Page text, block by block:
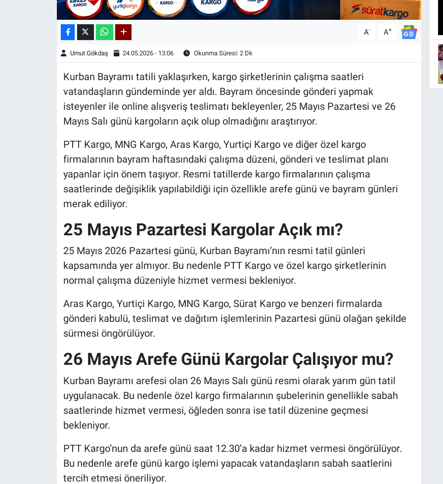
A- A+
Umut Gökdaş 24.05.2026 - 13:06 Okunma Süresi: 2 Dk
Kurban Bayramı tatili yaklaşırken, kargo şirketlerinin çalışma saatleri
vatandaşların gündeminde yer aldı. Bayram öncesinde gönderi yapmak
isteyenler ile online alışveriş teslimatı bekleyenler, 25 Mayıs Pazartesi ve 26
Mayıs Salı günü kargoların açık olup olmadığını araştırıyor.
PTT Kargo, MNG Kargo, Aras Kargo, Yurtiçi Kargo ve diğer özel kargo
firmalarının bayram haftasındaki çalışma düzeni, gönderi ve teslimat planı
yapanlar için önem taşıyor. Resmi tatillerde kargo firmalarının çalışma
saatlerinde değişiklik yapılabildiği için özellikle arefe günü ve bayram günleri
merak ediliyor.
25 Mayıs Pazartesi Kargolar Açık mı?
25 Mayıs 2026 Pazartesi günü, Kurban Bayramı’nın resmi tatil günleri
kapsamında yer almıyor. Bu nedenle PTT Kargo ve özel kargo şirketlerinin
normal çalışma düzeniyle hizmet vermesi bekleniyor.
Aras Kargo, Yurtiçi Kargo, MNG Kargo, Sürat Kargo ve benzeri firmalarda
gönderi kabulü, teslimat ve dağıtım işlemlerinin Pazartesi günü olağan şekilde
sürmesi öngörülüyor.
26 Mayıs Arefe Günü Kargolar Çalışıyor mu?
Kurban Bayramı arefesi olan 26 Mayıs Salı günü resmi olarak yarım gün tatil
uygulanacak. Bu nedenle özel kargo firmalarının şubelerinin genellikle sabah
saatlerinde hizmet vermesi, öğleden sonra ise tatil düzenine geçmesi
bekleniyor.
PTT Kargo’nun da arefe günü saat 12.30’a kadar hizmet vermesi öngörülüyor.
Bu nedenle arefe günü kargo işlemi yapacak vatandaşların sabah saatlerini
tercih etmesi öneriliyor.
Astroloji-Rüya